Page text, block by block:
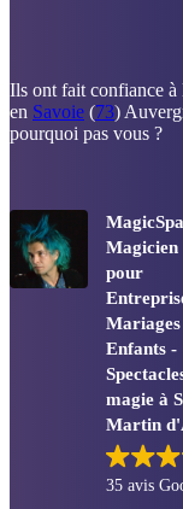
Ils ont fait confiance
en Savoie (73)
pourquoi pas vous ?
Magicien
pour
Enfants -
magie à
Martin
35 avis